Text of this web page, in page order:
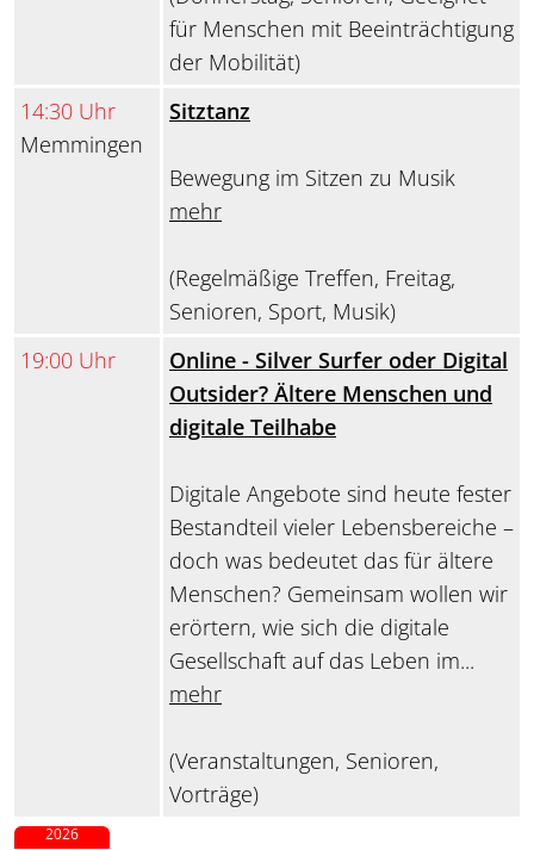
für Menschen mit Beeinträchtigung
der Mobilität)
14:30 Uhr
Memmingen
Sitztanz
Bewegung im Sitzen zu Musik
mehr
(Regelmäßige Treffen, Freitag,
Senioren, Sport, Musik)
19:00 Uhr
Online - Silver Surfer oder Digital
Outsider? Ältere Menschen und
digitale Teilhabe
Digitale Angebote sind heute fester
Bestandteil vieler Lebensbereiche –
doch was bedeutet das für ältere
Menschen? Gemeinsam wollen wir
erörtern, wie sich die digitale
Gesellschaft auf das Leben im...
mehr
(Veranstaltungen, Senioren,
Vorträge)
2026